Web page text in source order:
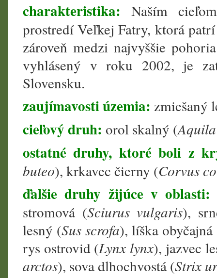
charakteristika:
Naším
prostredí Veľkej Fatry, ktorá
zároveň medzi najvyššie
vyhlásený v roku 2002, je
Slovensku.
zaujímavosti územia: zmiešaný
cieľový druh: orol skalný (
ostatné druhy, ktoré boli z
buteo), krkavec čierny (Corvus
ďalšie druhy žijúce v
stromová (Sciurus vulgaris),
lesný (Sus scrofa), líška obyčajná
rys ostrovid (Lynx lynx), jazvec
arctos), sova dlhochvostá (Strix